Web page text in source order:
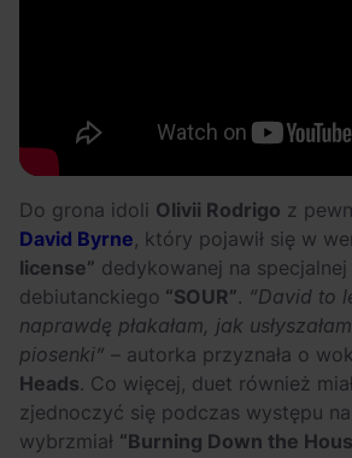
Do grona idoli Olivii Rodrigo z
David Byrne, który pojawił się w
license” dedykowanej na
debiutanckiego “SOUR”. “David to
naprawdę płakałam, jak
piosenki” – autorka przyznała o
Heads. Co więcej, duet również
zjednoczyć się podczas występu
wybrzmiał “Burning Down the